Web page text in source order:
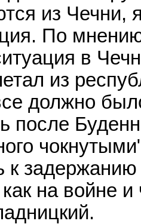
из Чечни,
По
в
из
должно
после
к
на войне